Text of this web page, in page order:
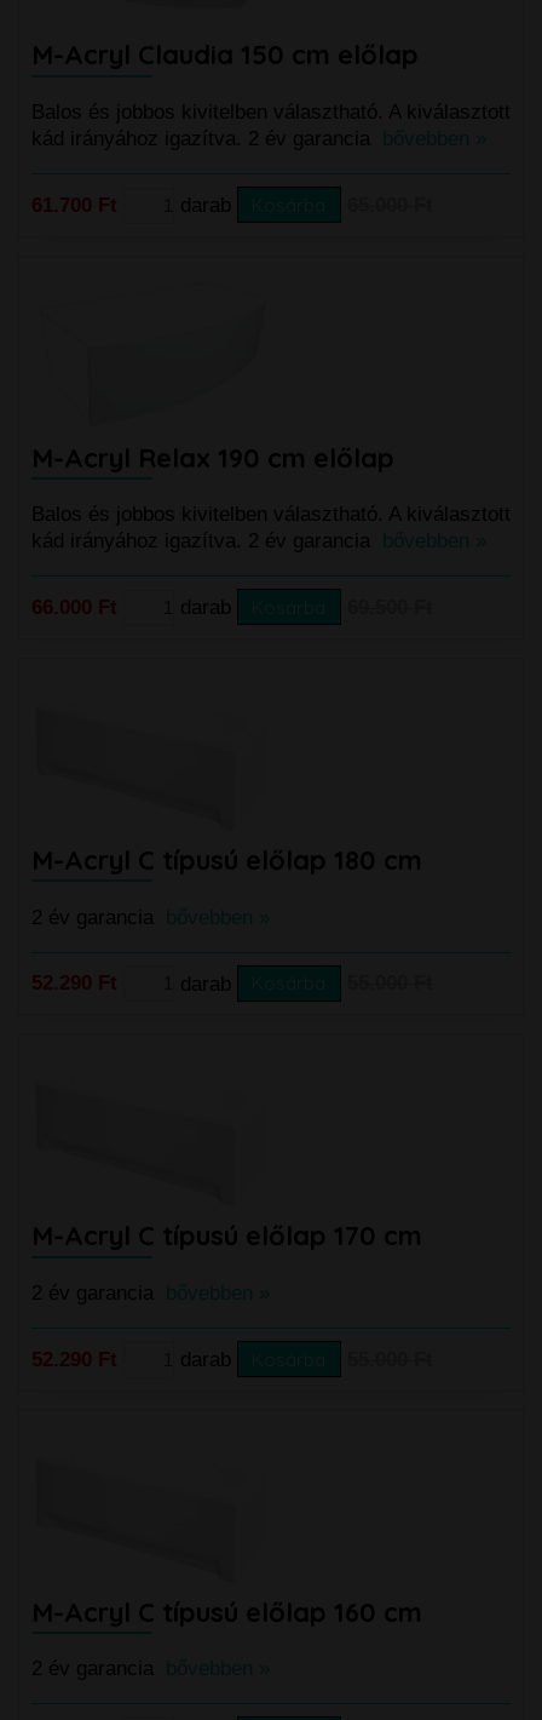
M-Acryl Claudia 150 cm előlap
Balos és jobbos kivitelben választható. A kiválasztott
kád irányához igazítva. 2 év garancia
bővebben »
61.700 Ft darab Kosárba
M-Acryl Relax 190 cm előlap
Balos és jobbos kivitelben választható. A kiválasztott
kád irányához igazítva. 2 év garancia
bővebben »
66.000 Ft darab Kosárba
M-Acryl C típusú előlap 180 cm
2 év garancia bővebben »
52.290 Ft darab Kosárba
M-Acryl C típusú előlap 170 cm
2 év garancia bővebben »
52.290 Ft darab Kosárba
M-Acryl C típusú előlap 160 cm
2 év garancia bővebben »